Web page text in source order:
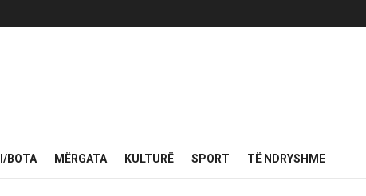
BOTA MËRGATA KULTURË SPORT TË NDRYSHME